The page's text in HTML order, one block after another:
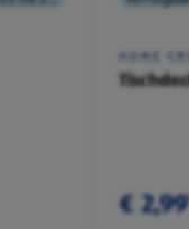
HOME
€ 2,99¹